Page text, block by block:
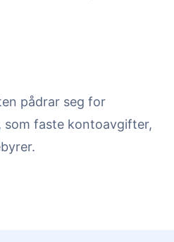
pådrar seg for
som faste kontoavgifter,